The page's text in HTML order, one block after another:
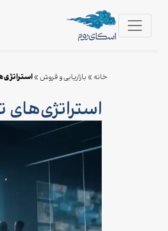
خانه » بازاریابی و فروش »
استراتژی‌های